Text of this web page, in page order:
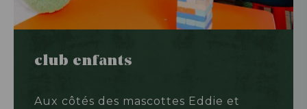
club enfants
Aux côtés des mascottes Eddie et